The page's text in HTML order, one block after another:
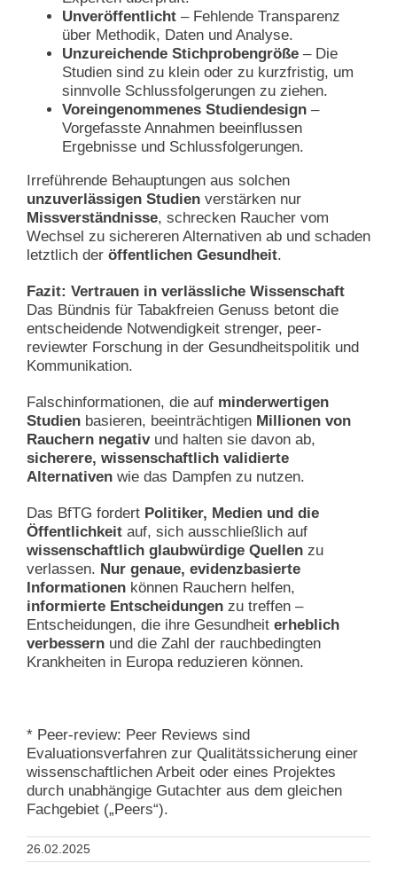
Unveröffentlicht – Fehlende Transparenz
über Methodik, Daten und Analyse.
Unzureichende Stichprobengröße – Die
Studien sind zu klein oder zu kurzfristig, um
sinnvolle Schlussfolgerungen zu ziehen.
Voreingenommenes Studiendesign –
Vorgefasste Annahmen beeinflussen
Ergebnisse und Schlussfolgerungen.
Irreführende Behauptungen aus solchen
unzuverlässigen Studien verstärken nur
Missverständnisse, schrecken Raucher vom
Wechsel zu sichereren Alternativen ab und schaden
letztlich der öffentlichen Gesundheit.
Fazit: Vertrauen in verlässliche Wissenschaft
Das Bündnis für Tabakfreien Genuss betont die
entscheidende Notwendigkeit strenger, peer-
reviewter Forschung in der Gesundheitspolitik und
Kommunikation.
Falschinformationen, die auf minderwertigen
Studien basieren, beeinträchtigen Millionen von
Rauchern negativund halten sie davon ab,
sicherere, wissenschaftlich validierte
Alternativen wie das Dampfen zu nutzen.
Das BfTG fordert Politiker, Medien und die
Öffentlichkeit auf, sich ausschließlich auf
wissenschaftlich glaubwürdige Quellen zu
verlassen. Nur genaue, evidenzbasierte
Informationen können Rauchern helfen,
informierte Entscheidungen zu treffen –
Entscheidungen, die ihre Gesundheit erheblich
verbessern und die Zahl der rauchbedingten
Krankheiten in Europa reduzieren können.
* Peer-review: Peer Reviews sind
Evaluationsverfahren zur Qualitätssicherung einer
wissenschaftlichen Arbeit oder eines Projektes
durch unabhängige Gutachter aus dem gleichen
Fachgebiet („Peers“).
26.02.2025